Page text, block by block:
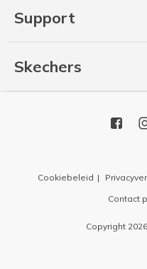
Support
Skechers
Cookiebeleid
Contact
Copyright 2026